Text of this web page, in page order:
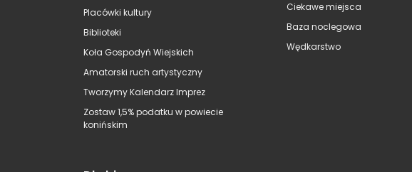
Placówki kultury
Biblioteki
Koła Gospodyń Wiejskich
Amatorski ruch artystyczny
Tworzymy Kalendarz Imprez
Zostaw 1,5% podatku w powiecie
konińskim
Ciekawe miejsca
Baza noclegowa
Wędkarstwo